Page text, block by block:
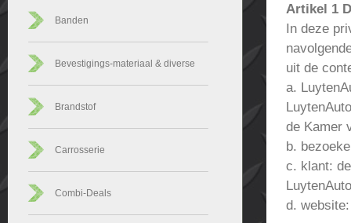
Banden
Bevestigings-materiaal & diverse
Brandstof
Carrosserie
Combi-Deals
Artikel 1
In deze
uit de
a.
de Kamer
b.
c. klant:
d.